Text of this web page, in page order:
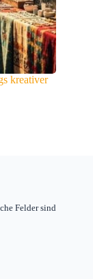
kreativer
Felder sind